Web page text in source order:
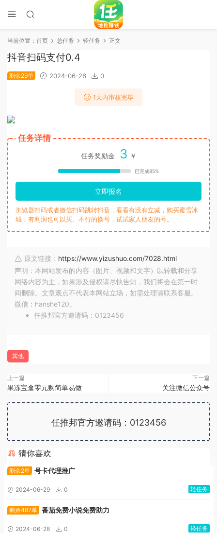
当前位置： 首页 总任务 轻任务 正文
抖音扫码支付0.4
剩余29单 2024-06-26 0
1天内审核完毕
任务详情
任务奖励金 3 ￥
已完成85%
立即报名
浏览器扫码或者微信扫码跳转抖音，看看有没有立减，购买蜜雪冰
城，有利润也可以买。不行的换号，试试家人朋友的号。
原文链接： https://www.yizushuo.com/7028.html
声明：本网站发布的内容（图片、视频和文字）以转载和分享
网络内容为主，如果涉及侵权请尽快告知，我们将会在第一时
间删除。文章观点不代表本网站立场，如需处理请联系客服。
微信：hanshe120。
任推邦官方邀请码：0123456
其他
上一篇
果冻宝盒零元购简单易做
下一篇
关注微信公众号
任推邦官方邀请码：0123456
猜你喜欢
剩余2单 号卡代理推广
2024-06-29 0 轻任务
剩余487单 番茄免费小说免费助力
2024-06-26 0 轻任务